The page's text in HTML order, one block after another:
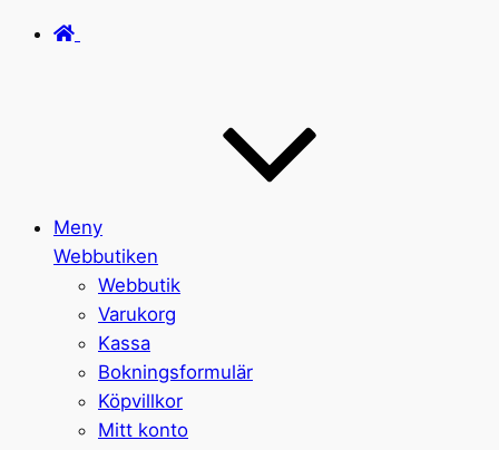
Meny
Webbutiken
Webbutik
Varukorg
Kassa
Bokningsformulär
Köpvillkor
Mitt konto